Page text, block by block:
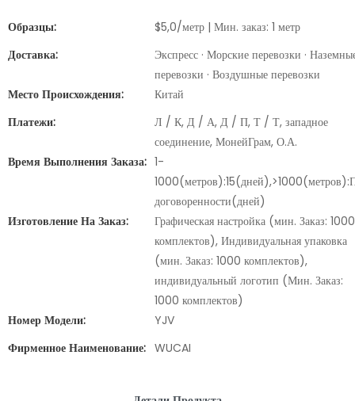
Образцы:
$5,0/метр | Мин. заказ: 1 метр
Доставка:
Экспресс · Морские перевозки ·
перевозки · Воздушные перевозки
Место Происхождения:
Китай
Платежи:
Л / К, Д / А, Д / П, Т / Т, западное
соединение, МонейГрам, О.А.
Время Выполнения Заказа: 1-
договоренности(дней)
Изготовление На Заказ:
Графическая настройка (мин. Заказ: 1000
комплектов), Индивидуальная упаковка
(мин. Заказ: 1000 комплектов),
индивидуальный логотип (Мин. Заказ:
1000 комплектов)
Номер Модели:
YJV
Фирменное Наименование: WUCAI